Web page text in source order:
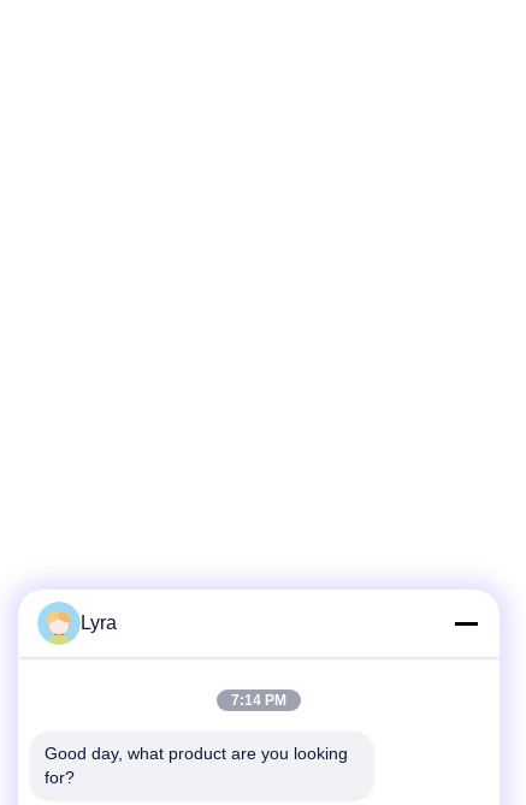
Lyra
7:14 PM
Good day, what product are you looking
for?